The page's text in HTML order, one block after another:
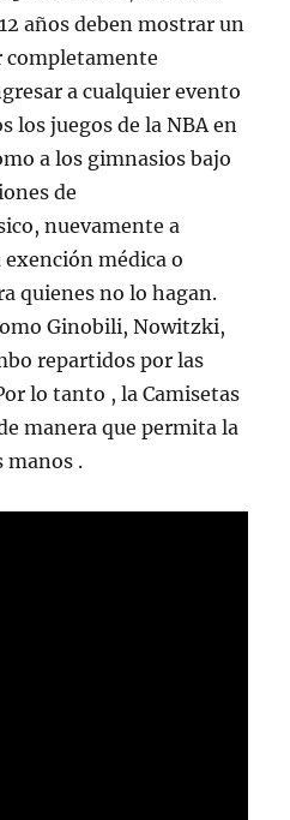
años deben mostrar un
completamente
a cualquier evento
los juegos de la NBA en
a los gimnasios bajo
de
nuevamente a
médica o
quienes no lo hagan.
Ginobili, Nowitzki,
repartidos por las
lo tanto , la Camisetas
manera que permita la
manos .